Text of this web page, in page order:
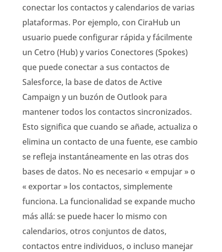
conectar los contactos y calendarios de varias
plataformas. Por ejemplo, con CiraHub un
usuario puede configurar rápida y fácilmente
un Cetro (Hub) y varios Conectores (Spokes)
que puede conectar a sus contactos de
Salesforce, la base de datos de Active
Campaign y un buzón de Outlook para
mantener todos los contactos sincronizados.
Esto significa que cuando se añade, actualiza o
elimina un contacto de una fuente, ese cambio
se refleja instantáneamente en las otras dos
bases de datos. No es necesario « empujar » o
« exportar » los contactos, simplemente
funciona. La funcionalidad se expande mucho
más allá: se puede hacer lo mismo con
calendarios, otros conjuntos de datos,
contactos entre individuos, o incluso manejar